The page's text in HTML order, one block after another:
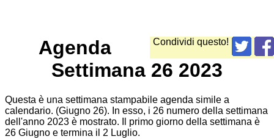
Condividi questo!
Agenda
Settimana 26 2023
Questa è una settimana stampabile agenda simile a
calendario. (Giugno 26). In esso, i 26 numero della settimana
dell'anno 2023 è mostrato. Il primo giorno della settimana è
26 Giugno e termina il 2 Luglio.